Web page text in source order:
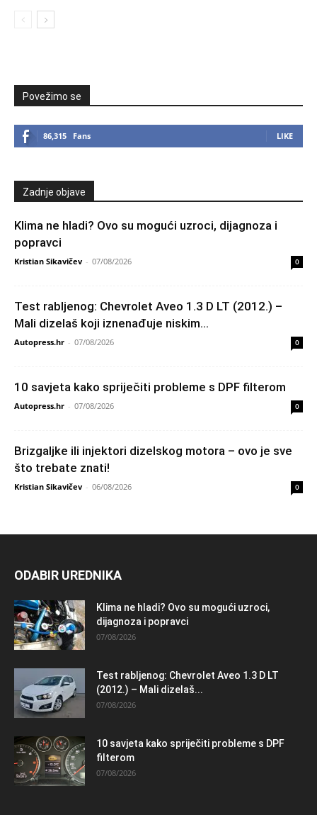
Povežimo se
86,315 Fans LIKE
Zadnje objave
Klima ne hladi? Ovo su mogući uzroci, dijagnoza i
popravci
Kristian Sikavičev - 07/08/2026 0
Test rabljenog: Chevrolet Aveo 1.3 D LT (2012.) –
Mali dizelaš koji iznenađuje niskim...
Autopress.hr - 07/08/2026 0
10 savjeta kako spriječiti probleme s DPF filterom
Autopress.hr - 07/08/2026 0
Brizgaljke ili injektori dizelskog motora – ovo je sve
što trebate znati!
Kristian Sikavičev - 06/08/2026 0
ODABIR UREDNIKA
Klima ne hladi? Ovo su mogući uzroci,
dijagnoza i popravci
07/08/2026
Test rabljenog: Chevrolet Aveo 1.3 D LT
(2012.) – Mali dizelaš...
07/08/2026
10 savjeta kako spriječiti probleme s DPF
filterom
07/08/2026